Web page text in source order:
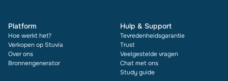
Platform
Hoe werkt het?
Verkopen op Stuvia
Over ons
Bronnengenerator
Hulp & Support
Tevredenheidsgarantie
Trust
Veelgestelde vragen
Chat met ons
Study guide